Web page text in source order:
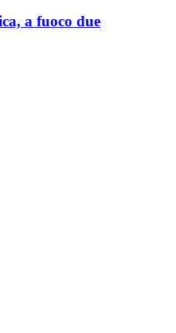
a fuoco due